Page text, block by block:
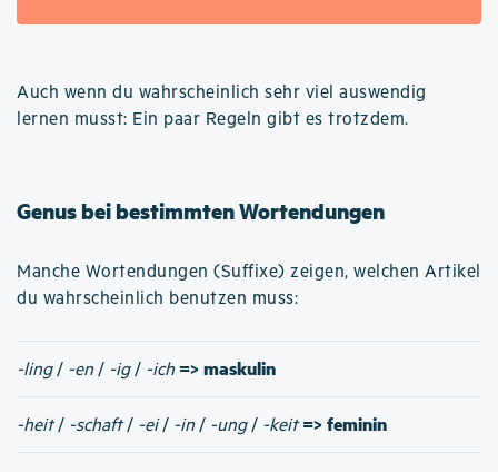
Auch wenn du wahrscheinlich sehr viel auswendig
lernen musst: Ein paar Regeln gibt es trotzdem.
Genus bei bestimmten Wortendungen
Manche Wortendungen (Suffixe) zeigen, welchen Artikel
du wahrscheinlich benutzen muss:
-ling/ -en / -ig/ -ich => maskulin
-heit/ -schaft/ -ei/ -in / -ung/ -keit => feminin